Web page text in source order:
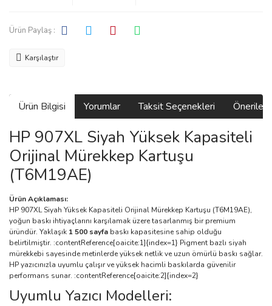
Ürün Paylaş :
Karşılaştır
Ürün Bilgisi Yorumlar Taksit Seçenekleri
HP 907XL Siyah Yüksek Kapasiteli
Orijinal Mürekkep Kartuşu
(T6M19AE)
Ürün Açıklaması:
HP 907XL Siyah Yüksek Kapasiteli Orijinal Mürekkep Kartuşu (T6M19AE),
yoğun baskı ihtiyaçlarını karşılamak üzere tasarlanmış bir premium
üründür. Yaklaşık 1 500 sayfa baskı kapasitesine sahip olduğu
belirtilmiştir. :contentReference[oaicite:1]{index=1} Pigment bazlı siyah
mürekkebi sayesinde metinlerde yüksek netlik ve uzun ömürlü baskı sağlar.
HP yazıcınızla uyumlu çalışır ve yüksek hacimli baskılarda güvenilir
performans sunar. :contentReference[oaicite:2]{index=2}
Uyumlu Yazıcı Modelleri: